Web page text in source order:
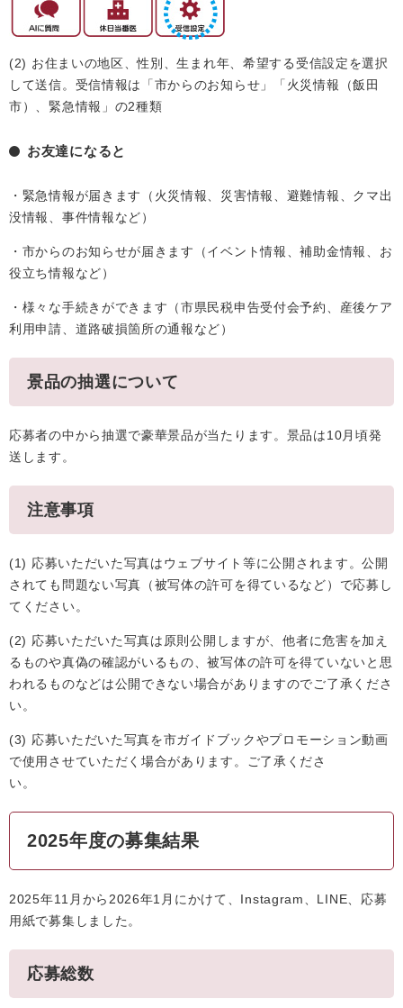
(2) お住まいの地区、性別、生まれ年、希望する受信設定を選択
して送信。受信情報は「市からのお知らせ」「火災情報（飯田
市）、緊急情報」の2種類
お友達になると
・緊急情報が届きます（火災情報、災害情報、避難情報、クマ出
没情報、事件情報など）
・市からのお知らせが届きます（イベント情報、補助金情報、お
役立ち情報など）
・様々な手続きができます（市県民税申告受付会予約、産後ケア
利用申請、道路破損箇所の通報など）
景品の抽選について
応募者の中から抽選で豪華景品が当たります。景品は10月頃発
送します。
注意事項
(1) 応募いただいた写真はウェブサイト等に公開されます。公開
されても問題ない写真（被写体の許可を得ているなど）で応募し
てください。
(2) 応募いただいた写真は原則公開しますが、他者に危害を加え
るものや真偽の確認がいるもの、被写体の許可を得ていないと思
われるものなどは公開できない場合がありますのでご了承くださ
い。
(3) 応募いただいた写真を市ガイドブックやプロモーション動画
で使用させていただく場合があります。ご了承くださ
い。
2025年度の募集結果
2025年11月から2026年1月にかけて、Instagram、LINE、応募
用紙で募集しました。
応募総数